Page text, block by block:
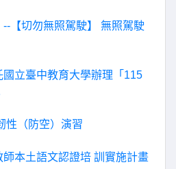
--【切勿無照駕駛】 無照駕駛
立臺中教育大學辦理「115
性（防空）演習
師本土語文認證培 訓實施計畫